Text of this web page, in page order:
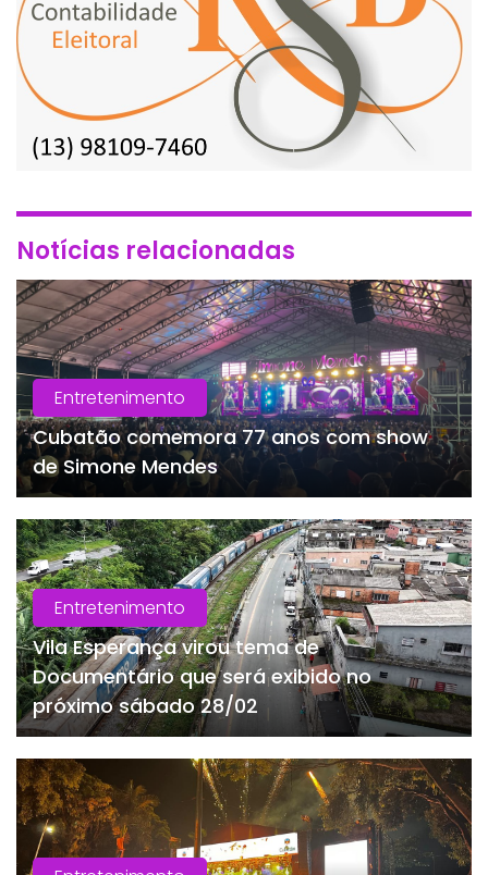
Notícias relacionadas
Entretenimento
Cubatão comemora 77 anos com show
de Simone Mendes
Entretenimento
Vila Esperança virou tema de
Documentário que será exibido no
próximo sábado 28/02